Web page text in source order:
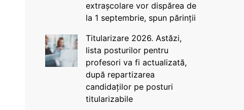
extrașcolare vor dispărea de
la 1 septembrie, spun părinții
Titularizare 2026. Astăzi,
lista posturilor pentru
profesori va fi actualizată,
după repartizarea
candidaților pe posturi
titularizabile